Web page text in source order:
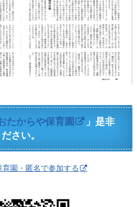
たからや保育園
」是非
さい。
育園・匿名で参加する